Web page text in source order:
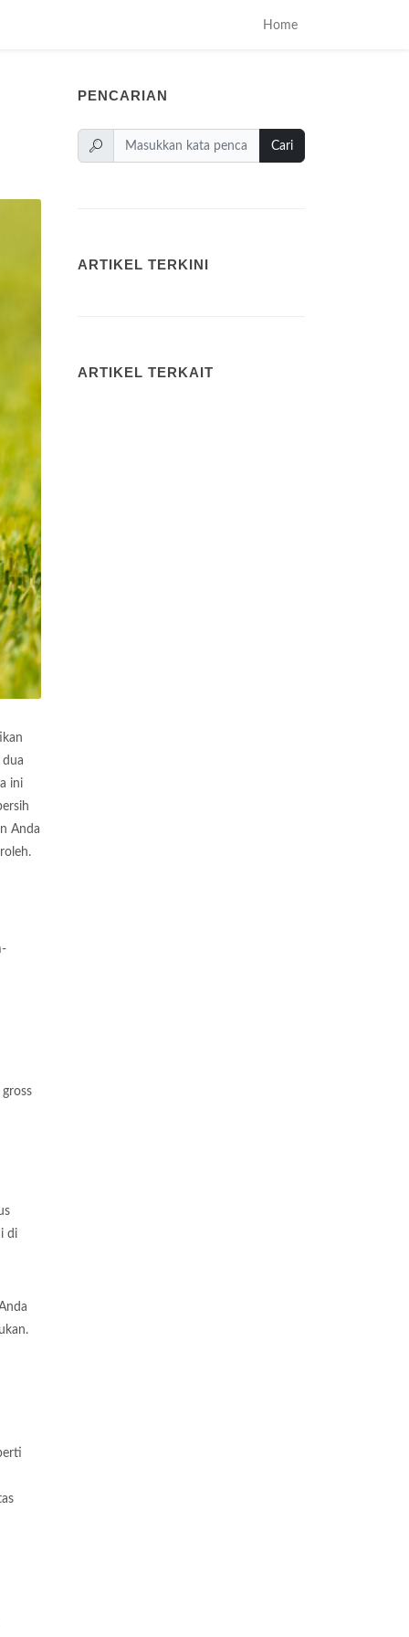
Home
ini
Anda
di
PENCARIAN
Cari
ARTIKEL TERKINI
ARTIKEL TERKAIT